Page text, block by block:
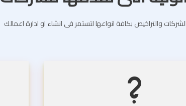
والتراخيص بكافة انواعها لتستمر فى انشاء او ادارة اعمالك